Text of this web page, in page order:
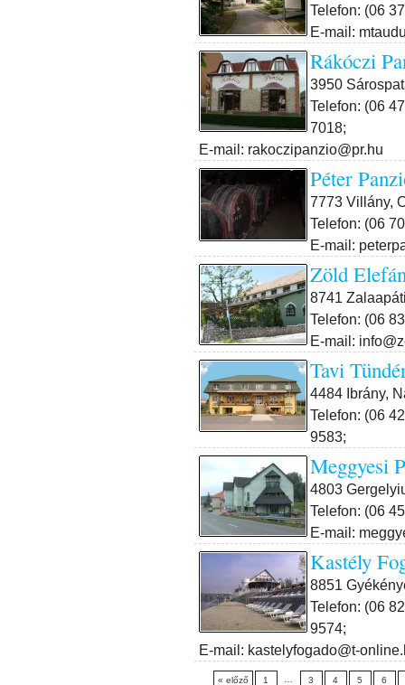
Telefon: (06
E-mail:
Rákóczi
3950
Telefon: (06
7018;
E-mail: rakoczipanzio@pr.hu
Péter
7773 Villány,
Telefon: (06
E-mail:
Zöld
8741
Telefon: (06
E-mail:
Tavi
4484 Ibrány,
Telefon: (06
9583;
Meggyesi
4803
Telefon: (06
E-mail:
Kastély
8851
Telefon: (06
9574;
E-mail: kastelyfogado@t-
« előző 1 3 4 5 6